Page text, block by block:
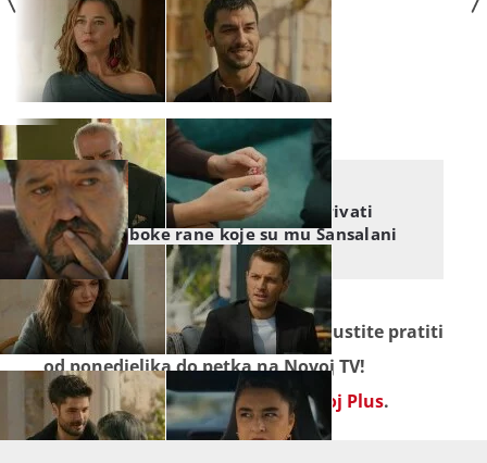
POD ISTIM NEBOM
Počeo se povjeravati i otkrivati
duboke rane koje su mu Šansalani
stvorili
Seriju "Pod istim nebom" ne propustite pratiti
od ponedjeljka do petka na Novoj TV!
Omiljeni sadržaj gledajte naNovoj Plus.